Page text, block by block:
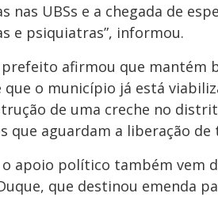
nas UBSs e a chegada de
e psiquiatras”, informou.
afirmou que mantém
que o município já está
de uma creche no
que aguardam a liberação de
o apoio político também vem
que destinou emenda